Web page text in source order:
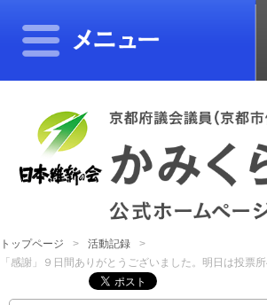
トップページ
活動記録
「感謝」９日間ありがとうございました。明日は投票